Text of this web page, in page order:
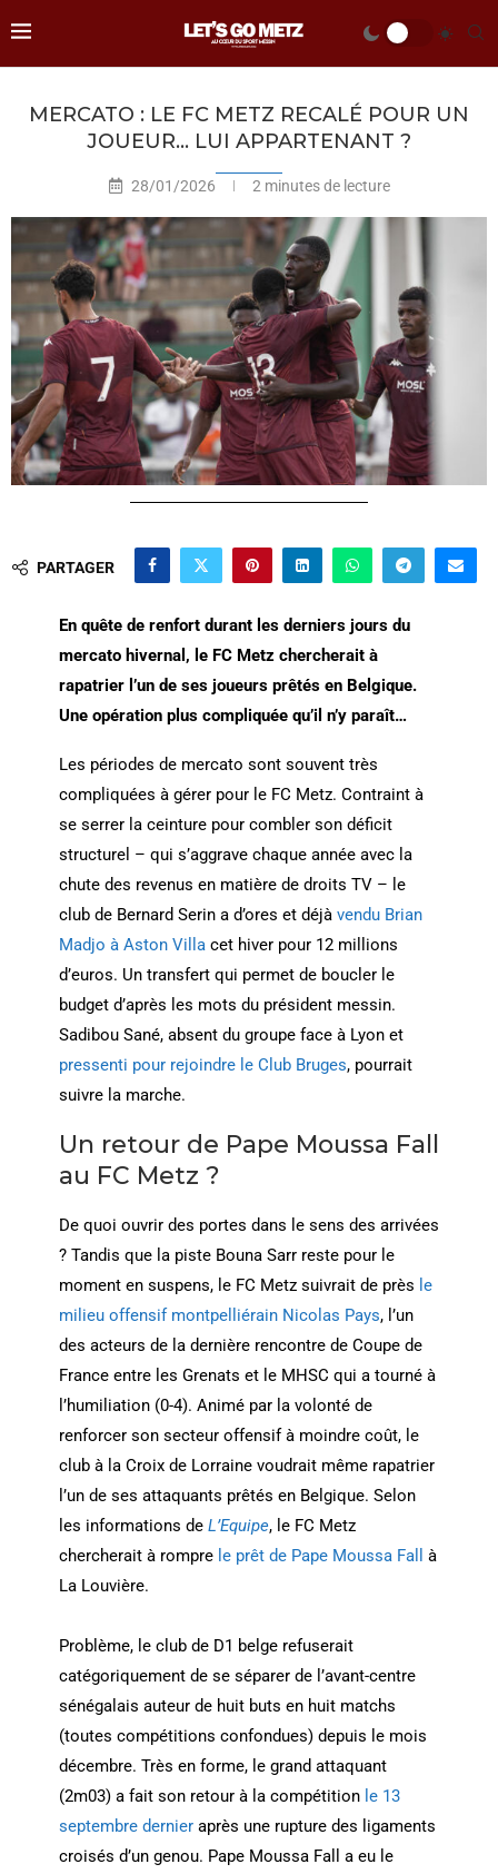
MERCATO : LE FC METZ RECALÉ POUR UN
JOUEUR… LUI APPARTENANT ?
28/01/2026 2 minutes de lecture
PARTAGER
En quête de renfort durant les derniers jours du
mercato hivernal, le FC Metz chercherait à
rapatrier l’un de ses joueurs prêtés en Belgique.
Une opération plus compliquée qu’il n’y paraît…
Les périodes de mercato sont souvent très
compliquées à gérer pour le FC Metz. Contraint à
se serrer la ceinture pour combler son déficit
structurel – qui s’aggrave chaque année avec la
chute des revenus en matière de droits TV – le
club de Bernard Serin a d’ores et déjà vendu Brian
Madjo à Aston Villacet hiver pour 12 millions
d’euros. Un transfert qui permet de boucler le
budget d’après les mots du président messin.
Sadibou Sané, absent du groupe face à Lyon et
pressenti pour rejoindre le Club Bruges, pourrait
suivre la marche.
Un retour de Pape Moussa Fall
au FC Metz ?
De quoi ouvrir des portes dans le sens des arrivées
? Tandis que la piste Bouna Sarr reste pour le
moment en suspens, le FC Metz suivrait de près le
milieu offensif montpelliérain Nicolas Pays, l’un
des acteurs de la dernière rencontre de Coupe de
France entre les Grenats et le MHSC qui a tourné à
l’humiliation (0-4). Animé par la volonté de
renforcer son secteur offensif à moindre coût, le
club à la Croix de Lorraine voudrait même rapatrier
l’un de ses attaquants prêtés en Belgique. Selon
les informations de L’Equipe, le FC Metz
chercherait à rompre le prêt de Pape Moussa Fall
à
La Louvière.
Problème, le club de D1 belge refuserait
catégoriquement de se séparer de l’avant-centre
sénégalais auteur de huit buts en huit matchs
(toutes compétitions confondues) depuis le mois
décembre. Très en forme, le grand attaquant
(2m03) a fait son retour à la compétition le 13
septembre dernieraprès une rupture des ligaments
croisés d’un genou. Pape Moussa Fall a eu le